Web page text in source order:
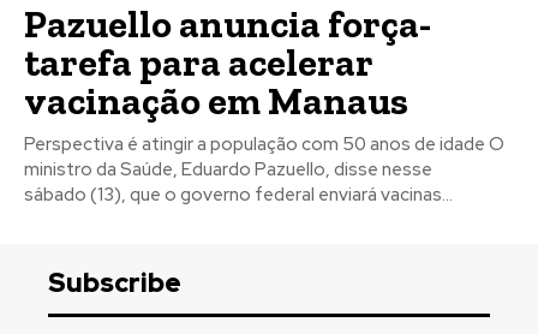
Pazuello anuncia força-
tarefa para acelerar
vacinação em Manaus
Perspectiva é atingir a população com 50 anos de idade O
ministro da Saúde, Eduardo Pazuello, disse nesse
sábado (13), que o governo federal enviará vacinas...
Subscribe